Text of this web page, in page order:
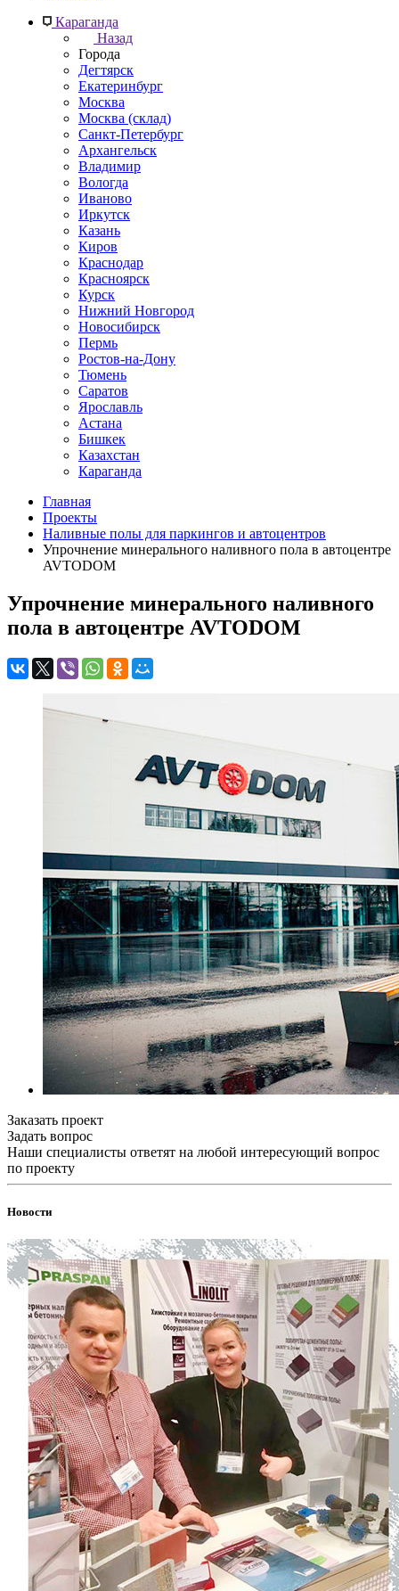
Караганда
Назад
Города
Дегтярск
Екатеринбург
Москва
Москва (склад)
Санкт-Петербург
Архангельск
Владимир
Вологда
Иваново
Иркутск
Казань
Киров
Краснодар
Красноярск
Курск
Нижний Новгород
Новосибирск
Пермь
Ростов-на-Дону
Тюмень
Саратов
Ярославль
Астана
Бишкек
Казахстан
Караганда
Главная
Проекты
Наливные полы для паркингов и автоцентров
Упрочнение минерального наливного пола в автоцентре
AVTODOM
Упрочнение минерального наливного
пола в автоцентре AVTODOM
Заказать проект
Задать вопрос
Наши специалисты ответят на любой интересующий вопрос
по проекту
Новости